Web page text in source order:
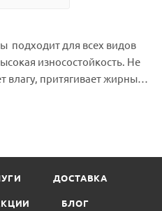
подходит для всех видов
износостойкость. Не
влагу, притягивает жирные
ДОСТАВКА
БЛОГ